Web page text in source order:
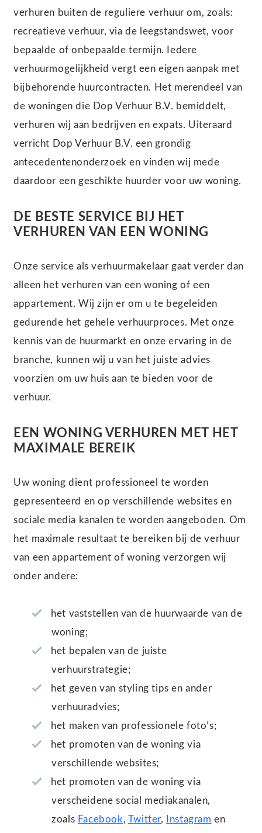
verhuren buiten de reguliere verhuur om, zoals:
recreatieve verhuur, via de leegstandswet, voor
bepaalde of onbepaalde termijn. Iedere
verhuurmogelijkheid vergt een eigen aanpak met
bijbehorende huurcontracten. Het merendeel van
de woningen die Dop Verhuur B.V. bemiddelt,
verhuren wij aan bedrijven en expats. Uiteraard
verricht Dop Verhuur B.V. een grondig
antecedentenonderzoek en vinden wij mede
daardoor een geschikte huurder voor uw woning.
DE BESTE SERVICE BIJ HET
VERHUREN VAN EEN WONING
Onze service als verhuurmakelaar gaat verder dan
alleen het verhuren van een woning of een
appartement. Wij zijn er om u te begeleiden
gedurende het gehele verhuurproces. Met onze
kennis van de huurmarkt en onze ervaring in de
branche, kunnen wij u van het juiste advies
voorzien om uw huis aan te bieden voor de
verhuur.
EEN WONING VERHUREN MET HET
MAXIMALE BEREIK
Uw woning dient professioneel te worden
gepresenteerd en op verschillende websites en
sociale media kanalen te worden aangeboden. Om
het maximale resultaat te bereiken bij de verhuur
van een appartement of woning verzorgen wij
onder andere:
het vaststellen van de huurwaarde van de
woning;
het bepalen van de juiste
verhuurstrategie;
het geven van styling tips en ander
verhuuradvies;
het maken van professionele foto’s;
het promoten van de woning via
verschillende websites;
het promoten van de woning via
verscheidene social mediakanalen,
zoals Facebook, Twitter, Instagram en